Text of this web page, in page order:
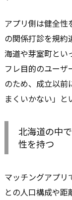
アプリ側は健全性
の関係打診を規約
海道や芽室町とい
フレ目的のユーザ
のため、成立以前
まくいかない」と
北海道の中
性を持つ
マッチングアプリ
との人口構成や